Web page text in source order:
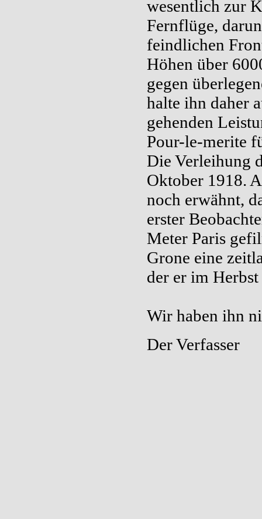
wesentlich zur
Fernflüge,
feindlichen
Höhen über
gegen
halte ihn daher
gehenden
Pour-le-merite
Die Verleihung
Oktober 1918.
noch erwähnt,
erster
Meter Paris
Grone eine
der er im
Wir haben ihn
Der Verfasser